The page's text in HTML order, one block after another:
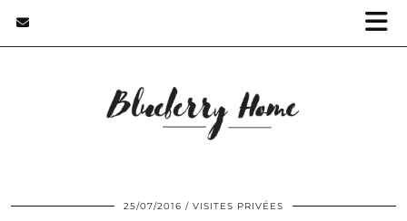
25/07/2016 VISITES PRIVÉES